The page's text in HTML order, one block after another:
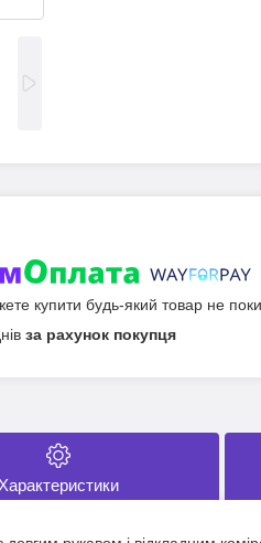
купити будь-який товар не
за рахунок покупця
Характеристики